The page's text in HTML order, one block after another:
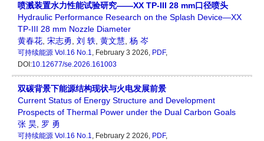
喷溅装置水力性能试验研究——XX TP-III 28 mm口径喷头
Hydraulic Performance Research on the Splash Device—XX
TP-III 28 mm Nozzle Diameter
黄春花, 宋志勇, 刘 轶, 黄文慧, 杨 岑
可持续能源 Vol.16 No.1, February 3 2026, PDF,
DOI:10.12677/se.2026.161003
双碳背景下能源结构现状与火电发展前景
Current Status of Energy Structure and Development
Prospects of Thermal Power under the Dual Carbon Goals
张 昊, 罗 勇
可持续能源 Vol.16 No.1, February 2 2026, PDF,